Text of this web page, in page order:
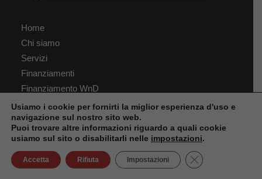
Home
Chi siamo
Servizi
Finanziamenti
Finanziamento WnD
Contatti
Prodotti
Usiamo i cookie per fornirti la miglior esperienza d'uso e
navigazione sul nostro sito web.
Puoi trovare altre informazioni riguardo a quali cookie
usiamo sul sito o disabilitarli nelle impostazioni.
Accetta Rifiuta Impostazioni Close GDPR